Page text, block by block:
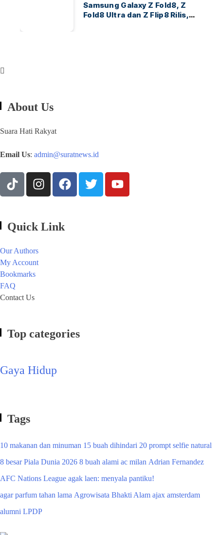
Samsung Galaxy Z Fold8, Z
Fold8 Ultra dan Z Flip8 Rilis,
About Us
Suara Hati Rakyat
Email Us: admin@suratnews.id
Quick Link
Our Authors
My Account
Bookmarks
FAQ
Contact Us
Top categories
Gaya Hidup
Tags
10 makanan dan minuman 15 buah dihindari 20 prompt selfie natural
8 besar Piala Dunia 2026 8 buah alami ac milan Adrian Fernandez
AFC Nations League agak laen: menyala pantiku!
agar parfum tahan lama Agrowisata Bhakti Alam ajax amsterdam
alumni LPDP